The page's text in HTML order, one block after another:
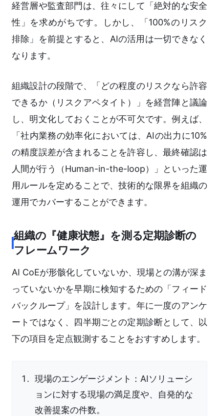
経営層や監査部門は、往々にして「絶対的な安全
性」を求めがちです。しかし、「100%のリスク
排除」を前提とすると、AIの活用は一切できなく
なります。
組織設計の段階で、「どの程度のリスクなら許容
できるか（リスクアペタイト）」を経営陣と議論
し、明文化しておくことが不可欠です。例えば、
「社内業務の効率化においては、AIの出力に10%
の精度誤差が含まれることを許容し、最終確認は
人間が行う（Human-in-the-loop）」といった運
用ルールを定めることで、技術的な限界を組織の
運用でカバーすることができます。
組織の『健康状態』を測る定期診断の
フレームワーク
AI CoEが形骸化していないか、現場との溝が深ま
っていないかを早期に検知するための「フィード
バックループ」を設計します。年に一度のアンケ
ートではなく、四半期ごとの定期診断として、以
下の項目を定点観測することをおすすめします。
現場のエンゲージメント：AIソリューシ
ョンに対する現場の満足度や、自発的な
改善提案の件数。